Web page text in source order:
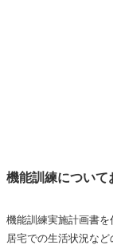
機能訓練について
機能訓練実施計画書
居宅での生活状況な